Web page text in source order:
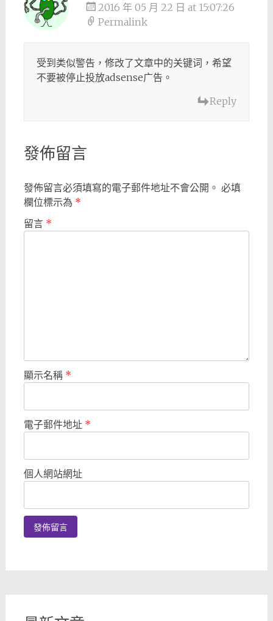
2016 年 05 月 22 日 at 15:07:26
Permalink
受到类似警告，修改了文章中的关键词，希望
不要被停止投放adsense广告。
Reply
發佈留言
發佈留言必須填寫的電子郵件地址不會公開。 必填
欄位標示為 *
留言 *
顯示名稱 *
電子郵件地址 *
個人網站網址